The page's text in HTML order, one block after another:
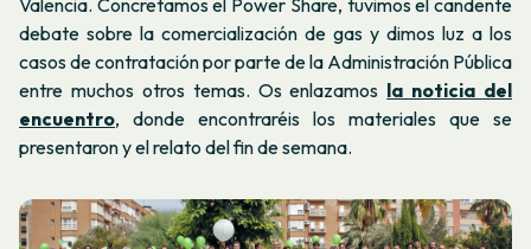
debate sobre la comercialización de gas y dimos luz a los
casos de contratación por parte de la Administración Pública
entre muchos otros temas. Os enlazamos la noticia del
encuentro, donde encontraréis los materiales que se
presentaron y el relato del fin de semana.